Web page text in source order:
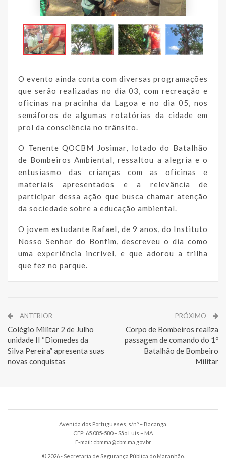
O evento ainda conta com diversas programações
que serão realizadas no dia 03, com recreação e
oficinas na pracinha da Lagoa e no dia 05, nos
semáforos de algumas rotatórias da cidade em
prol da consciência no trânsito.
O Tenente QOCBM Josimar, lotado do Batalhão
de Bombeiros Ambiental, ressaltou a alegria e o
entusiasmo das crianças com as oficinas e
materiais apresentados e a relevância de
participar dessa ação que busca chamar atenção
da sociedade sobre a educação ambiental.
O jovem estudante Rafael, de 9 anos, do Instituto
Nosso Senhor do Bonfim, descreveu o dia como
uma experiência incrível, e que adorou a trilha
que fez no parque.
ANTERIOR
Colégio Militar 2 de Julho
unidade II “Diomedes da
Silva Pereira” apresenta suas
novas conquistas
PRÓXIMO
Corpo de Bombeiros realiza
passagem de comando do 1º
Batalhão de Bombeiro
Militar
Avenida dos Portugueses, s/nº – Bacanga.
CEP: 65.085-580 – São Luís – MA
E-mail: cbmma@cbm.ma.gov.br
© 2026 - Secretaria de Segurança Pública do Maranhão.